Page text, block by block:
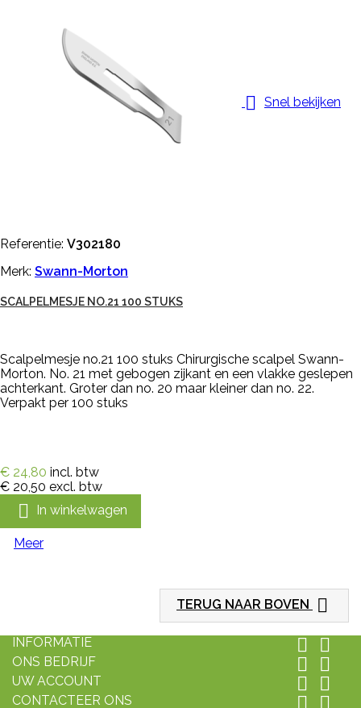
 Snel bekijken
Referentie: V302180
Merk: Swann-Morton
SCALPELMESJE NO.21 100 STUKS
Scalpelmesje no.21 100 stuks Chirurgische scalpel Swann-
Morton. No. 21 met gebogen zijkant en een vlakke geslepen
achterkant. Groter dan no. 20 maar kleiner dan no. 22.
Verpakt per 100 stuks
€ 24,80 incl. btw
€ 20,50 excl. btw
 In winkelwagen
Meer
TERUG NAAR BOVEN 
INFORMATIE  
ONS BEDRIJF  
UW ACCOUNT  
CONTACTEER ONS  